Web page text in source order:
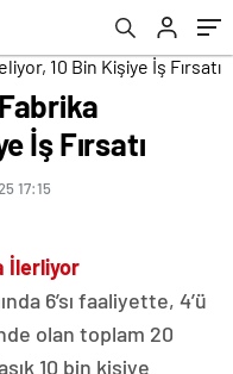
İş Fırsatı
17:15
İlerliyor
6’sı faaliyette, 4’ü
olan toplam 20
10 bin kişiye